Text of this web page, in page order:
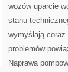
wozów uparcie
stanu
wymyślają coraz
problemów
Naprawa